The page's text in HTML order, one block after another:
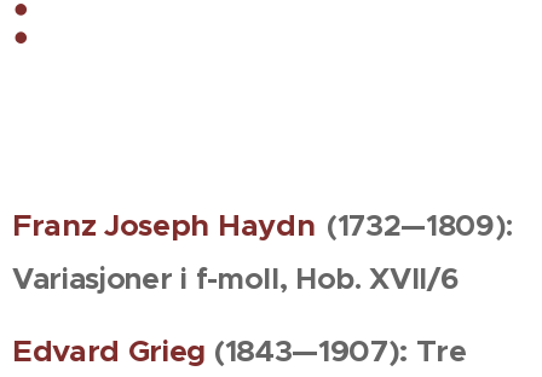
Franz Joseph Haydn (1732—1809):
Variasjoner i f-moll, Hob. XVII/6
Edvard Grieg (1843—1907): Tre